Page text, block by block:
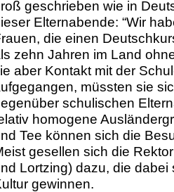
geschrieben wie in
Elternabende: “Wir
die einen
zehn Jahren im Land
aber Kontakt mit der
müssten sie
schulischen
homogene
Tee können sich die
gesellen sich die
Lortzing) dazu, die
gewinnen.